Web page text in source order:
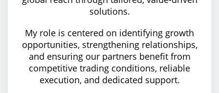
solutions.
My role is centered on identifying growth
opportunities, strengthening relationships,
and ensuring our partners benefit from
competitive trading conditions, reliable
execution, and dedicated support.